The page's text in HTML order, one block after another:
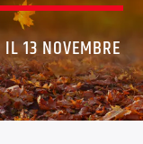
IL 13 NOVEMBRE